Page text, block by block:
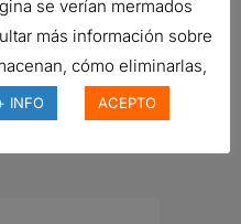
se verían mermados
más información sobre
cómo eliminarlas,
INFO ACEPTO